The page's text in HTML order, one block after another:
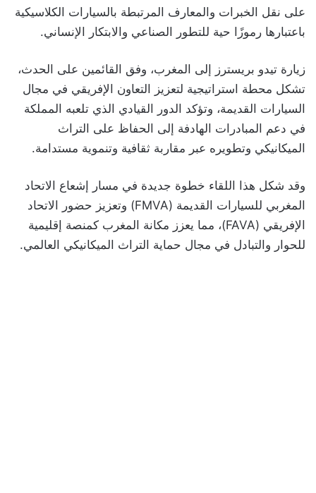
على نقل الخبرات والمعارف المرتبطة بالسيارات الكلاسيكية
باعتبارها رموزًا حية للتطور الصناعي والابتكار الإنساني.
زيارة تيدو بريسترز إلى المغرب، وفق القائمين على الحدث،
تشكل محطة استراتيجية لتعزيز التعاون الإفريقي في مجال
السيارات القديمة، وتؤكد الدور القيادي الذي تلعبه المملكة
في دعم المبادرات الهادفة إلى الحفاظ على التراث
الميكانيكي وتطويره عبر مقاربة ثقافية وتنموية مستدامة.
وقد شكل هذا اللقاء خطوة جديدة في مسار إشعاع الاتحاد
المغربي للسيارات القديمة (FMVA) وتعزيز حضور الاتحاد
الإفريقي (FAVA)، مما يعزز مكانة المغرب كمنصة إقليمية
للحوار والتبادل في مجال حماية التراث الميكانيكي العالمي.